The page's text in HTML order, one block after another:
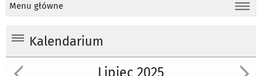
Menu główne
Kalendarium